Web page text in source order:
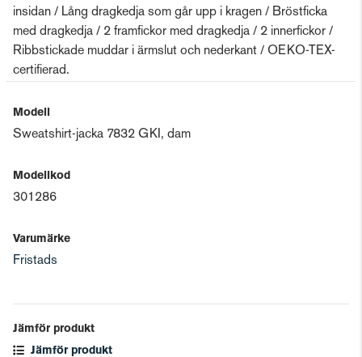
insidan / Lång dragkedja som går upp i kragen / Bröstficka
med dragkedja / 2 framfickor med dragkedja / 2 innerfickor /
Ribbstickade muddar i ärmslut och nederkant / OEKO-TEX-
certifierad.
Modell
Sweatshirt-jacka 7832 GKI, dam
Modellkod
301286
Varumärke
Fristads
Jämför produkt
Jämför produkt